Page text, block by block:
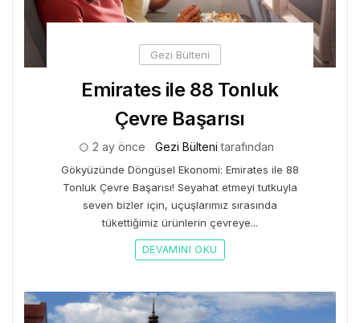
Gezi Bülteni
Emirates ile 88 Tonluk
Çevre Başarısı
2 ay önce Gezi Bülteni tarafından
Gökyüzünde Döngüsel Ekonomi: Emirates ile 88
Tonluk Çevre Başarısı! Seyahat etmeyi tutkuyla
seven bizler için, uçuşlarımız sırasında
tükettiğimiz ürünlerin çevreye...
DEVAMINI OKU